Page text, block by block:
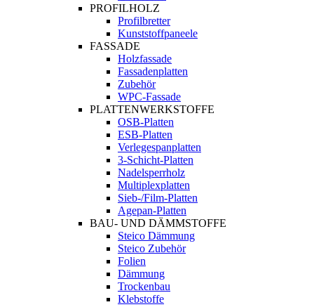
PROFILHOLZ
Profilbretter
Kunststoffpaneele
FASSADE
Holzfassade
Fassadenplatten
Zubehör
WPC-Fassade
PLATTENWERKSTOFFE
OSB-Platten
ESB-Platten
Verlegespanplatten
3-Schicht-Platten
Nadelsperrholz
Multiplexplatten
Sieb-/Film-Platten
Agepan-Platten
BAU- UND DÄMMSTOFFE
Steico Dämmung
Steico Zubehör
Folien
Dämmung
Trockenbau
Klebstoffe